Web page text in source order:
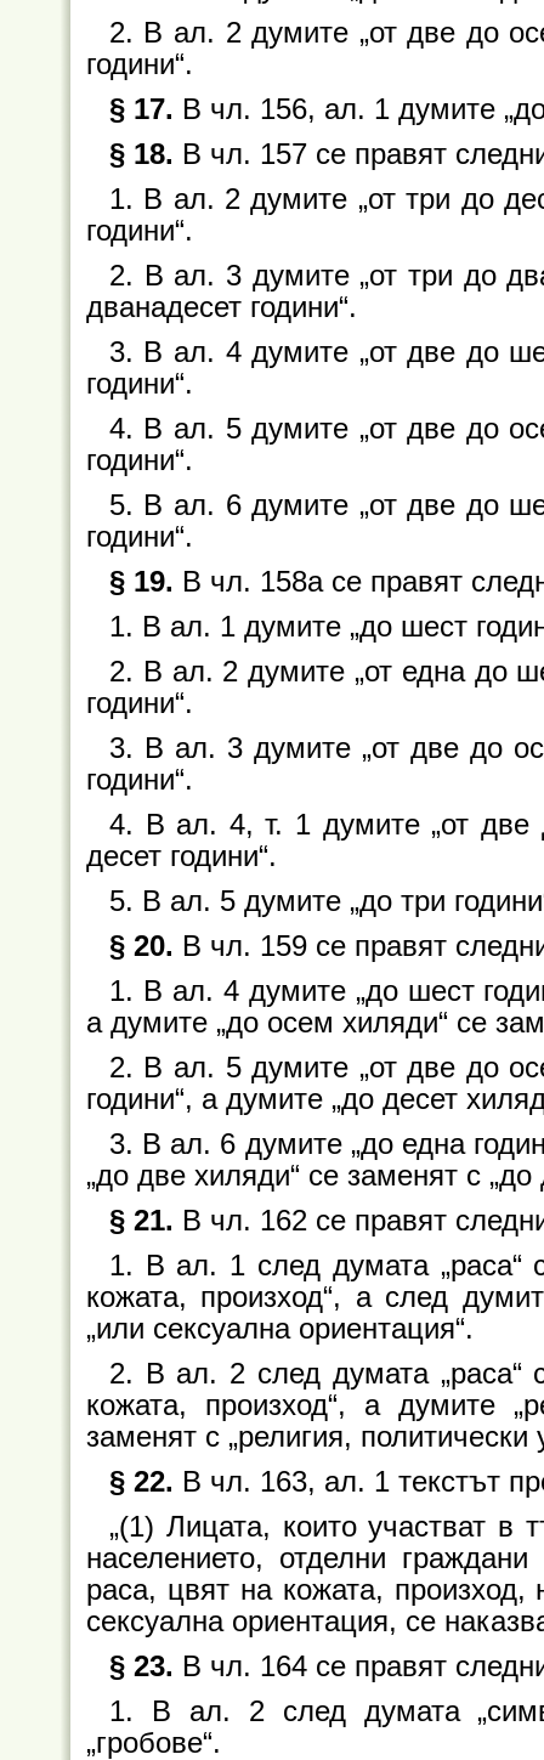
2. В ал. 2 думите „от две до
години“.
§ 17. В чл. 156, ал. 1 думите
§ 18. В чл. 157 се правят
1. В ал. 2 думите „от три до
години“.
2. В ал. 3 думите „от три до
дванадесет години“.
3. В ал. 4 думите „от две до
години“.
4. В ал. 5 думите „от две до
години“.
5. В ал. 6 думите „от две до
години“.
§ 19. В чл. 158а се правят
1. В ал. 1 думите „до шест
2. В ал. 2 думите „от една до
години“.
3. В ал. 3 думите „от две до
години“.
4. В ал. 4, т. 1 думите „от две
десет години“.
5. В ал. 5 думите „до три
§ 20. В чл. 159 се правят
1. В ал. 4 думите „до шест
а думите „до осем хиляди“ се
2. В ал. 5 думите „от две до
години“, а думите „до десет
3. В ал. 6 думите „до една
„до две хиляди“ се заменят с „до
§ 21. В чл. 162 се правят
1. В ал. 1 след думата „раса“
кожата, произход“, а след
„или сексуална ориентация“.
2. В ал. 2 след думата „раса“
кожата, произход“, а думите
заменят с „религия,
§ 22. В чл. 163, ал. 1 текстът
„(1) Лицата, които участват в
населението, отделни
раса, цвят на кожата, произход,
сексуална ориентация, се
§ 23. В чл. 164 се правят
1. В ал. 2 след думата
„гробове“.